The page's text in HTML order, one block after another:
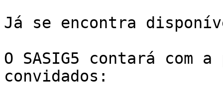
Já se encontra
O SASIG5 contará com
convidados: